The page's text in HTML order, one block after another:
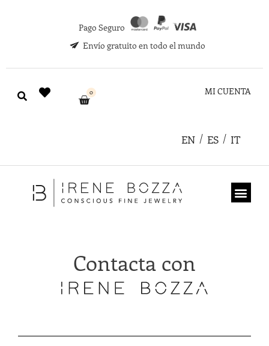
Pago Seguro
Envío gratuito en todo el mundo
0 MI CUENTA
EN ES IT
Contacta con